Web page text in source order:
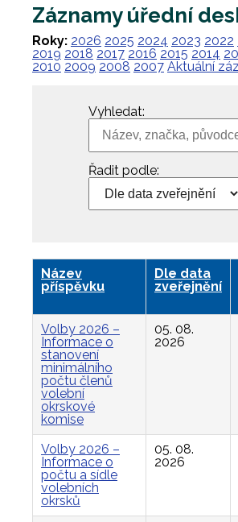
Záznamy úřední
Roky: 2026 2025 2024 2023 2022
2019 2018 2017 2016 2015 2014
2010 2009 2008 2007 Aktuální
Vyhledat:
Řadit podle:
Název
příspěvku
Dle data
zveřejnění
Volby 2026 –
Informace o
stanovení
minimálního
počtu členů
volební
okrskové
komise
05. 08.
2026
Volby 2026 –
Informace o
počtu a sídle
volebních
okrsků
05. 08.
2026